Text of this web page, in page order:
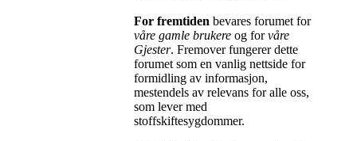
For fremtiden bevares forumet for
våre gamle brukere og forvåre
Gjester. Fremover fungerer dette
forumet som en vanlig nettside for
formidling av informasjon,
mestendels av relevans for alle oss,
som lever med
stoffskiftesygdommer.